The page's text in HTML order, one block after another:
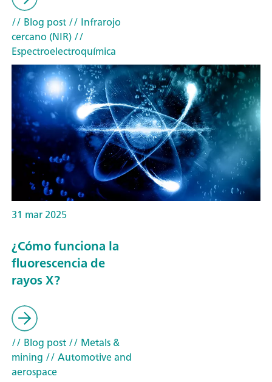
// Blog post// Infrarojo
cercano (NIR)//
Espectroelectroquímica
31 mar 2025
¿Cómo funciona la
fluorescencia de
rayos X?
// Blog post// Metals &
mining // Automotive and
aerospace